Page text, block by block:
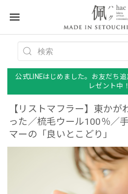
公式LINEはじめました。お友だち
レゼント中！
【リストマフラー】東かが
った／梳毛ウール100％／
マーの「良いとこどり」